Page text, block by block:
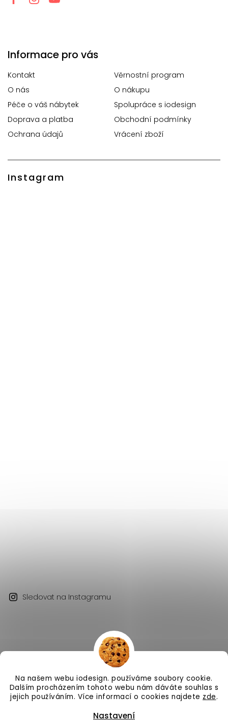
Na našem webu iodesign. používáme soubory cookie.
Dalším procházením tohoto webu nám dáváte souhlas s
jejich používáním. Více informací o cookies najdete zde.
Nastavení
Informace pro vás
Kontakt
Věrnostní program
O nás
O nákupu
Péče o váš nábytek
Spolupráce s iodesign
Doprava a platba
Obchodní podmínky
Ochrana údajů
Vrácení zboží
Instagram
Sledovat na Instagramu
Copyright 2026 iodesign. . Všechna práva vyhrazena.
Vytvořil Shoptet| DesignShoptak.cz